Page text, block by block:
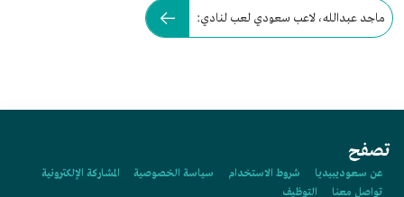
ماجد عبدالله، لاعب سعودي لعب لنادي:
تصفح
عن سعوديبيديا شروط الاستخدام سياسة الخصوصية
المشاركة الإلكترونية
تواصل معنا
التوظيف